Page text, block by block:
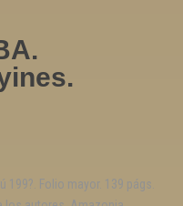
199?. Folio mayor. 139 págs.